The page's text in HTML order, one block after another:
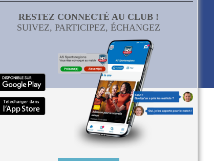
RESTEZ CONNECTÉ AU CLUB !
SUIVEZ, PARTICIPEZ, ÉCHANGEZ